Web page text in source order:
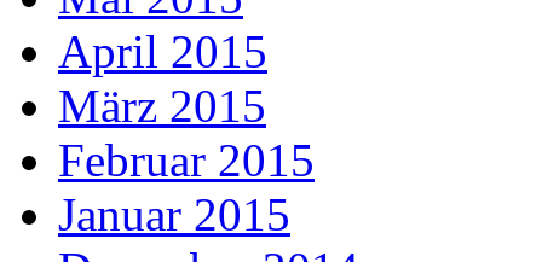
April 2015
März 2015
Februar 2015
Januar 2015